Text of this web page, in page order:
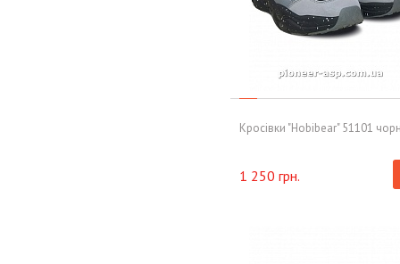
Кросівки "Hobibear" 51101
1 250 грн.